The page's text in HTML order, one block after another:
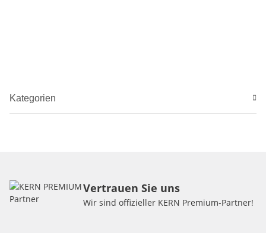
Kategorien
Vertrauen Sie uns
Wir sind offizieller KERN Premium-Partner!